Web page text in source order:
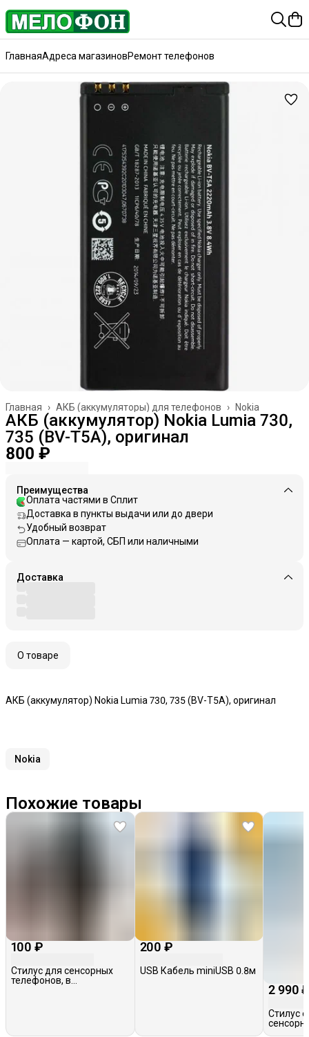
ГлавнаяАдреса магазиновРемонт телефонов
Nokia
АКБ (аккумуляторы) для телефонов ›
Главная ›
АКБ (аккумулятор) Nokia Lumia 730,
735 (BV-T5A), оригинал
800 ₽
Преимущества
Оплата частями в Сплит
Доставка в пункты выдачи или до двери
Удобный возврат
Оплата — картой, СБП или наличными
Доставка
О товаре
АКБ (аккумулятор) Nokia Lumia 730, 735 (BV-T5A), оригинал
Nokia
Похожие товары
100 ₽
Стилус для сенсорных
телефонов, в
200 ₽
USB Кабель miniUSB 0.8м
2 990
Стилус